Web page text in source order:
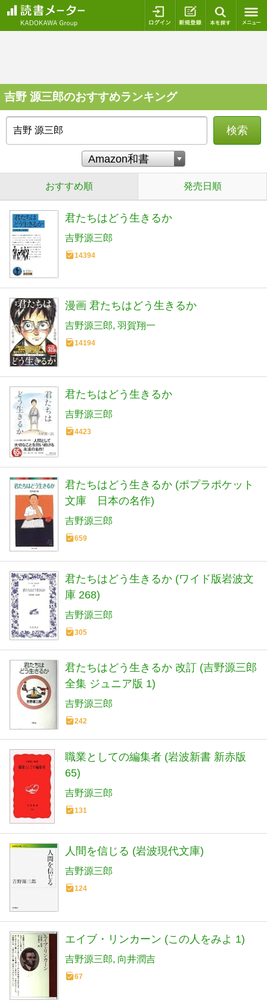
ログイン 新規登録
吉野 源三郎のおすすめランキング
検索
おすすめ順 発売日順
君たちはどう生きるか
吉野源三郎
14394
漫画 君たちはどう生きるか
吉野源三郎 羽賀翔一
14194
君たちはどう生きるか
吉野源三郎
4423
君たちはどう生きるか (ポプラポケット
文庫 日本の名作)
吉野源三郎
659
君たちはどう生きるか (ワイド版岩波文
庫 268)
吉野源三郎
305
君たちはどう生きるか 改訂 (吉野源三郎
全集 ジュニア版 1)
吉野源三郎
242
職業としての編集者 (岩波新書 新赤版
65)
吉野源三郎
131
人間を信じる (岩波現代文庫)
吉野源三郎
124
エイブ・リンカーン (この人をみよ 1)
吉野源三郎 向井潤吉
67